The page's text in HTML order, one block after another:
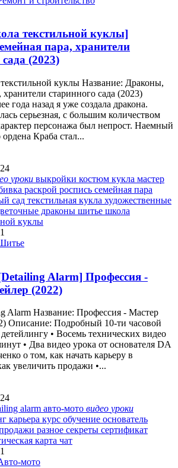
текстильной куклы]
пара, хранители
(2023)
куклы Название: Драконы,
хранители старинного сада (2023)
года назад я уже создала дракона.
серьезная, с большим количеством
персонажа был непрост. Наемный
Краба стал...
уроки выкройки костюм кукла мастер
раскрой роспись семейная пара
сад текстильная кукла художественные
драконы шитье школа
куклы
Alarm] Профессия -
(2022)
Alarm Название: Профессия - Мастер
Описание: Подробный 10-ти часовой
• Восемь технических видео
• Два видео урока от основателя DA
о том, как начать карьеру в
увеличить продажи •...
alarm авто-мото видео уроки
карьера курс обучение основатель
разное секреты сертификат
карта чат
мото